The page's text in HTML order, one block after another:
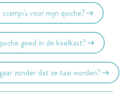
voor mijn quiche?
goed in de koelkast?
zonder dat ze taai worden?